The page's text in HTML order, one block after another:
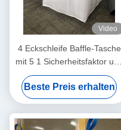
Video
4 Eckschleife Baffle-Tasche
mit 5 1 Sicherheitsfaktor und
recycelbarem Material
Beste Preis erhalten